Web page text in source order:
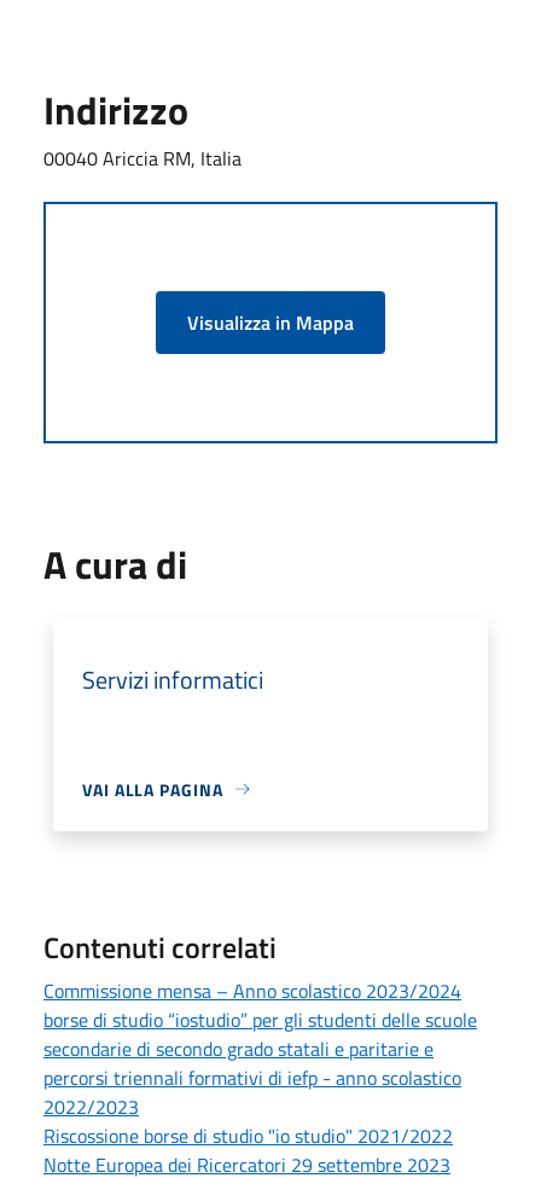
Indirizzo
00040 Ariccia RM, Italia
Visualizza in Mappa
A cura di
Servizi informatici
VAI ALLA PAGINA
Contenuti correlati
Commissione mensa – Anno scolastico 2023/2024
borse di studio “iostudio” per gli studenti delle scuole
secondarie di secondo grado statali e paritarie e
percorsi triennali formativi di iefp - anno scolastico
2022/2023
Riscossione borse di studio "io studio" 2021/2022
Notte Europea dei Ricercatori 29 settembre 2023